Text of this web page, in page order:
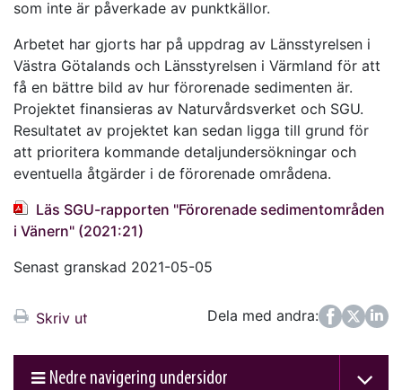
som inte är påverkade av punktkällor.
Arbetet har gjorts har på uppdrag av Länsstyrelsen i
Västra Götalands och Länsstyrelsen i Värmland för att
få en bättre bild av hur förorenade sedimenten är.
Projektet finansieras av Naturvårdsverket och SGU.
Resultatet av projektet kan sedan ligga till grund för
att prioritera kommande detaljundersökningar och
eventuella åtgärder i de förorenade områdena.
Läs SGU-rapporten "Förorenade sedimentområden
i Vänern" (2021:21)
Senast granskad 2021-05-05
Skriv ut Dela med andra:
FacebookTwitter
LinkedIn
Nedre navigering undersidor